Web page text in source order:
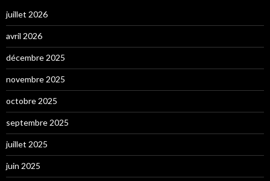
juillet 2026
avril 2026
décembre 2025
novembre 2025
octobre 2025
septembre 2025
juillet 2025
juin 2025